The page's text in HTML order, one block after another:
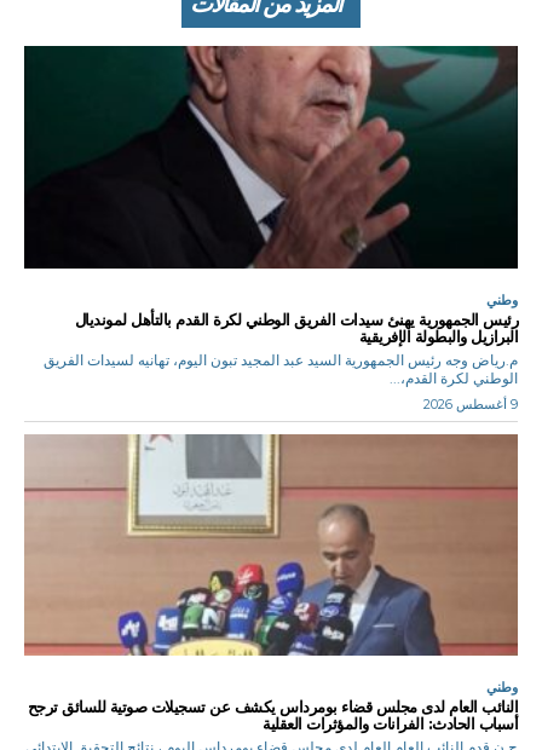
وطني
رئيس الجمهورية يهنئ سيدات الفريق الوطني لكرة القدم بالتأهل لمونديال
البرازيل والبطولة الإفريقية
م.رياض وجه رئيس الجمهورية السيد عبد المجيد تبون اليوم، تهانيه لسيدات الفريق
الوطني لكرة القدم،...
9 أغسطس 2026
وطني
النائب العام لدى مجلس قضاء بومرداس يكشف عن تسجيلات صوتية للسائق ترجح
أسباب الحادث: الفرانات والمؤثرات العقلية